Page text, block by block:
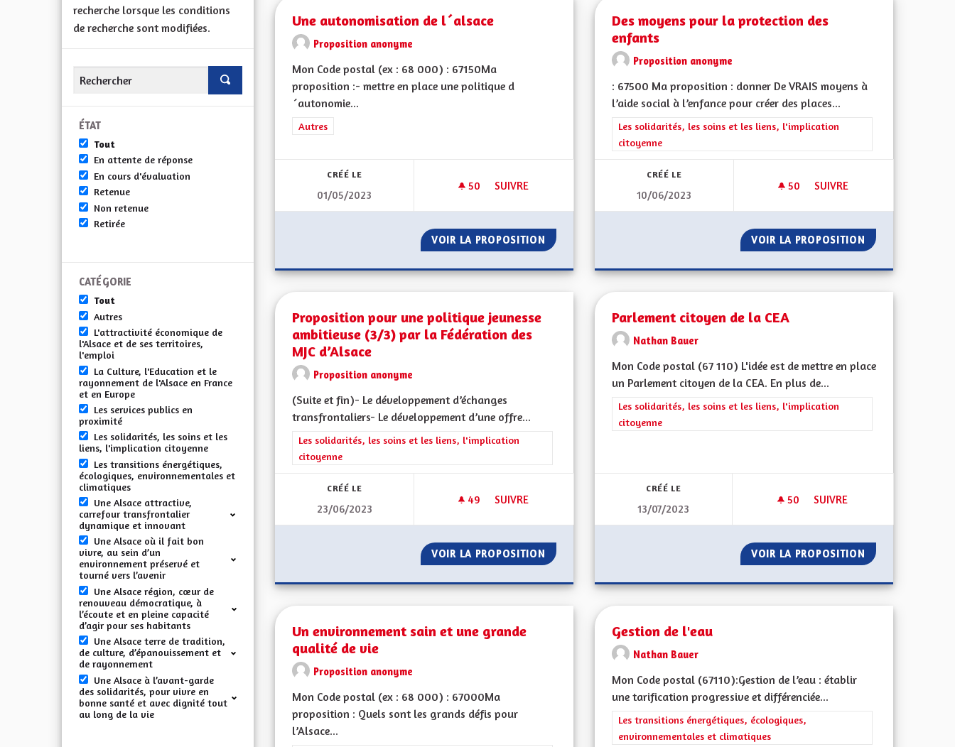
recherche lorsque les conditions
de recherche sont modifiées.
ÉTAT
Tout
En attente de réponse
En cours d'évaluation
Retenue
Non retenue
Retirée
CATÉGORIE
Tout
Autres
L'attractivité économique de
l'Alsace et de ses territoires,
l'emploi
La Culture, l'Education et le
rayonnement de l'Alsace en France
et en Europe
Les services publics en
proximité
Les solidarités, les soins et les
liens, l'implication citoyenne
Les transitions énergétiques,
écologiques, environnementales et
climatiques
Une Alsace attractive,
carrefour transfrontalier
dynamique et innovant
Une Alsace où il fait bon
vivre, au sein d’un
environnement préservé et
tourné vers l’avenir
Une Alsace région, cœur de
renouveau démocratique, à
l’écoute et en pleine capacité
d’agir pour ses habitants
Une Alsace terre de tradition,
de culture, d’épanouissement et
de rayonnement
Une Alsace à l’avant-garde
des solidarités, pour vivre en
bonne santé et avec dignité tout
au long de la vie
Une autonomisation de l´alsace
Proposition anonyme
Mon Code postal (ex : 68 000) : 67150Ma
proposition :- mettre en place une politique d
´autonomie...
Filtrer les résultats de la catégorie : Autres
Autres
CRÉÉ LE
01/05/2023
50 50 ABONNÉS
SUIVRE
UNE AUTONOMISATION DE L´ALSACE
VOIR LA PROPOSITION UNE AUTONOMISATION DE L´ALSACE
Des moyens pour la protection des
enfants
Proposition anonyme
: 67500 Ma proposition : donner De VRAIS moyens à
l’aide social à l’enfance pour créer des places...
Filtrer les résultats de la catégorie : Les solidarités, les soins et les liens,
Les solidarités, les soins et les liens, l'implication
citoyenne
CRÉÉ LE
10/06/2023
50 50 ABONNÉS
SUIVRE
VOIR LA PROPOSITION DES MOYENS
Proposition pour une politique jeunesse
ambitieuse (3/3) par la Fédération des
MJC d’Alsace
Proposition anonyme
(Suite et fin)- Le développement d’échanges
transfrontaliers- Le développement d’une offre...
Filtrer les résultats de la catégorie : Les solidarités, les soins et les liens, l'implication citoyenne
Les solidarités, les soins et les liens, l'implication
citoyenne
CRÉÉ LE
23/06/2023
49 49 ABONNÉS
SUIVRE
PROPOSITION POUR UNE POLITIQUE JEUNESSE AMBITIEUSE (3/3) PAR LA FÉDÉRATION DES MJC
VOIR LA PROPOSITION PROPOSITION POUR UNE POLITIQUE JEUNESSE AMBITIEUSE (3/3) PAR LA
Parlement citoyen de la CEA
Nathan Bauer
Mon Code postal (67 110) L'idée est de mettre en place
un Parlement citoyen de la CEA. En plus de...
Filtrer les résultats de la catégorie : Les solidarités, les soins et les liens,
Les solidarités, les soins et les liens, l'implication
citoyenne
CRÉÉ LE
13/07/2023
50 50 ABONNÉS
SUIVRE
VOIR LA PROPOSITION PARLEMENT
Un environnement sain et une grande
qualité de vie
Proposition anonyme
Mon Code postal (ex : 68 000) : 67000Ma
proposition : Quels sont les grands défis pour
l’Alsace...
Gestion de l'eau
Nathan Bauer
Mon Code postal (67110):Gestion de l’eau : établir
une tarification progressive et différenciée...
Filtrer les résultats de la catégorie : Les transitions énergétiques,
Les transitions énergétiques, écologiques,
environnementales et climatiques